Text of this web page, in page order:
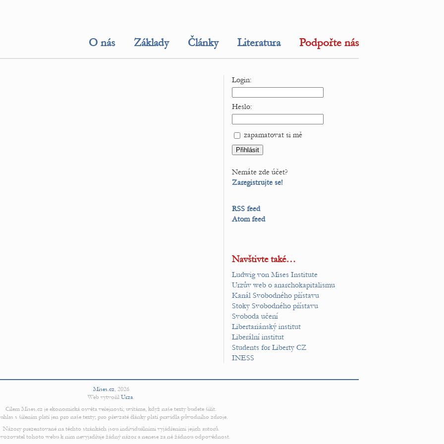
O nás Základy Články Literatura Podpořte nás
Login:
Heslo:
zapamatovat si mě
Nemáte zde účet?
Zaregistrujte se!
RSS feed
Atom feed
Navštivte také…
Ludwig von Mises Institute
Urzův web o anarchokapitalismu
Kanál Svobodného přístavu
Stoky Svobodného přístavu
Svoboda učení
Libertariánský institut
Liberální institut
Students for Liberty CZ
INESS
Mises.cz, 2026
Web vytvořil Urza.
Cílem Mises.cz je ekonomická osvěta veřejnosti; uvítáme, když naše texty budete šířit.
s šířením platí jen pro naše texty; pro převzaté články platí pravidla původního zdroje.
Názory prezentované na těchto stránkách jsou individuálními vyjádřeními jejich autorů.
tohoto webu k nim nevyjadřuje žádný názor a nenese za ně žádnou odpovědnost.